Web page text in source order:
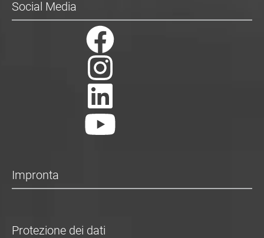
Social Media
Impronta
Protezione dei dati